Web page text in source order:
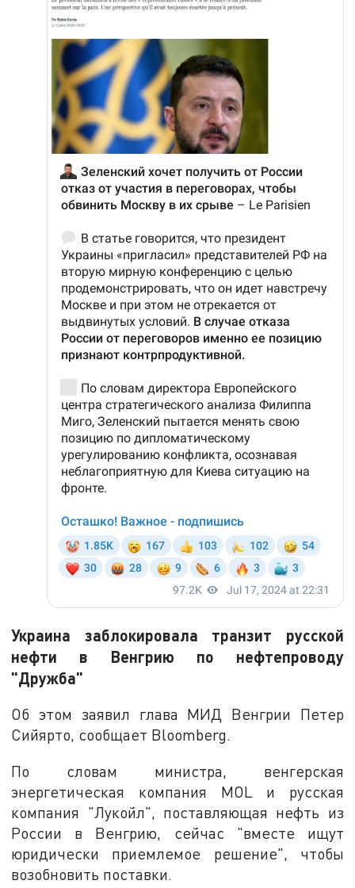
Украина заблокировала транзит русской
нефти в Венгрию по нефтепроводу
"Дружба"
Об этом заявил глава МИД Венгрии Петер
Сийярто, сообщает Bloomberg.
По словам министра, венгерская
энергетическая компания MOL и русская
компания "Лукойл", поставляющая нефть из
России в Венгрию, сейчас "вместе ищут
юридически приемлемое решение", чтобы
возобновить поставки.